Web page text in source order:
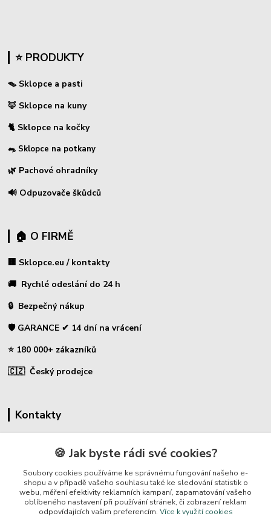
⭐ PRODUKTY
🪤 Sklopce a pasti
🦊 Sklopce na kuny
🐈 Sklopce na kočky
🐀 Sklopce na potkany
🌿 Pachové ohradníky
🔊 Odpuzovače škůdců
🏠 O FIRMĚ
🏢 Sklopce.eu / kontakty
🚚 Rychlé odeslání do 24 h
🔒 Bezpečný nákup
🛡️ GARANCE ✔ 14 dní na vrácení
⭐ 180 000+ zákazníků
🇨🇿 Český prodejce
Kontakty
🛡️ Zákaznická podpora
📞 728 007 997
⏰ Po-Pá | 7:00 - 13:30 |
🍪 Jak byste rádi své cookies?
Soubory cookies používáme ke správnému fungování našeho e-
shopu a v případě vašeho souhlasu také ke sledování statistik o
webu, měření efektivity reklamních kampaní, zapamatování vašeho
oblíbeného nastavení při používání stránek, či zobrazení reklam
odpovídajících vašim preferencím. Více k využití cookies